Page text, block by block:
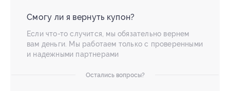
Смогу ли я вернуть купон?
Если что-то случится, мы обязательно вернем
вам деньги. Мы работаем только с проверенными
и надежными партнерами
Остались вопросы?